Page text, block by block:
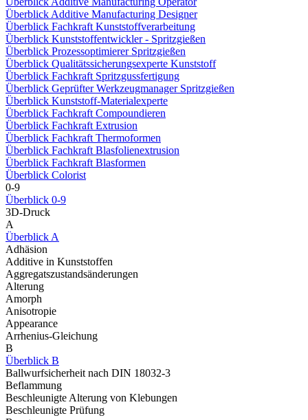
Überblick Additive Manufacturing Designer
Überblick Fachkraft Kunststoffverarbeitung
Überblick Kunststoffentwickler - Spritzgießen
Überblick Prozessoptimierer Spritzgießen
Überblick Qualitätssicherungsexperte Kunststoff
Überblick Fachkraft Spritzgussfertigung
Überblick Geprüfter Werkzeugmanager Spritzgießen
Überblick Kunststoff-Materialexperte
Überblick Fachkraft Compoundieren
Überblick Fachkraft Extrusion
Überblick Fachkraft Thermoformen
Überblick Fachkraft Blasfolienextrusion
Überblick Fachkraft Blasformen
Überblick Colorist
0-9
Überblick 0-9
3D-Druck
A
Überblick A
Adhäsion
Additive in Kunststoffen
Aggregatszustandsänderungen
Alterung
Amorph
Anisotropie
Appearance
Arrhenius-Gleichung
B
Überblick B
Ballwurfsicherheit nach DIN 18032-3
Beflammung
Beschleunigte Alterung von Klebungen
Beschleunigte Prüfung